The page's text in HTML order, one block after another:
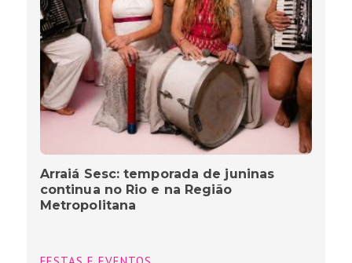
Arraiá Sesc: temporada de juninas
continua no Rio e na Região
Metropolitana